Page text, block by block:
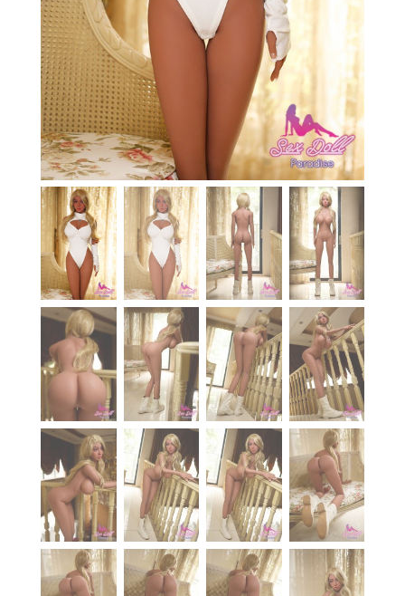
Aide
Guides
Paiement
Contact
Livraison
À propos
Blog